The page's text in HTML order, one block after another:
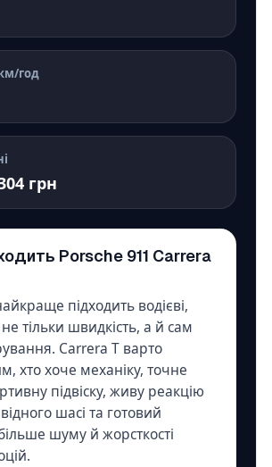
год
грн
Porsche 911 Carrera
підходить водієві,
тільки швидкість, а й сам
Carrera T варто
хто хоче механіку, точне
підвіску, живу реакцію
шасі та готовий
шуму й жорсткості